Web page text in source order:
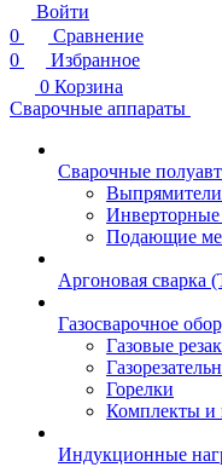
Войти
0
Сравнение
0
Избранное
0 Корзина
Сварочные аппараты
Сварочные
Подающие
Аргоновая сварка
Газосварочное
Газовые
Горелки
Комплекты и
Индукционные